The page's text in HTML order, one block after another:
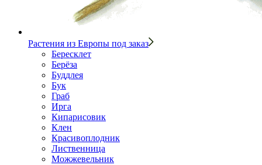
Растения из Европы под заказ
Бересклет
Берёза
Буддлея
Бук
Граб
Ирга
Кипарисовик
Клен
Красивоплодник
Лиственница
Можжевельник